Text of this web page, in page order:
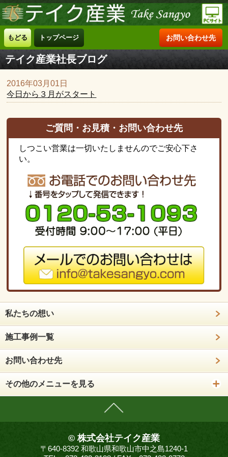
もどる トップページ お問い合わせ先
テイク産業社長ブログ
2016年03月01日
今日から３月がスタート
ご質問・お見積・お問い合わせ先
しつこい営業は一切いたしませんのでご安心下さ
い。
私たちの想い
施工事例一覧
お問い合わせ先
その他のメニューを見る
© 株式会社テイク産業
〒640-8392 和歌山県和歌山市中之島1240-1